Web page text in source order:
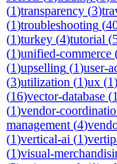
(1)transparency (3)
(1)troubleshooting (
(1)turkey (4)tutorial (
(1)unified-commerce
(1)upselling (1)user-
(3)utilization (1)ux (1)
(16)vector-database (1
(1)vendor-
management (4)
(1)vertical-ai (1)
(1)visual-